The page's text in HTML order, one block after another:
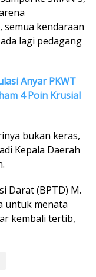
semua kendaraan
lagi pedagang
Anyar PKWT
4 Poin Krusial
bukan keras,
Kepala Daerah
Darat (BPTD) M.
untuk menata
kembali tertib,